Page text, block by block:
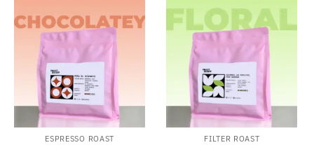
ESPRESSO ROAST FILTER ROAST